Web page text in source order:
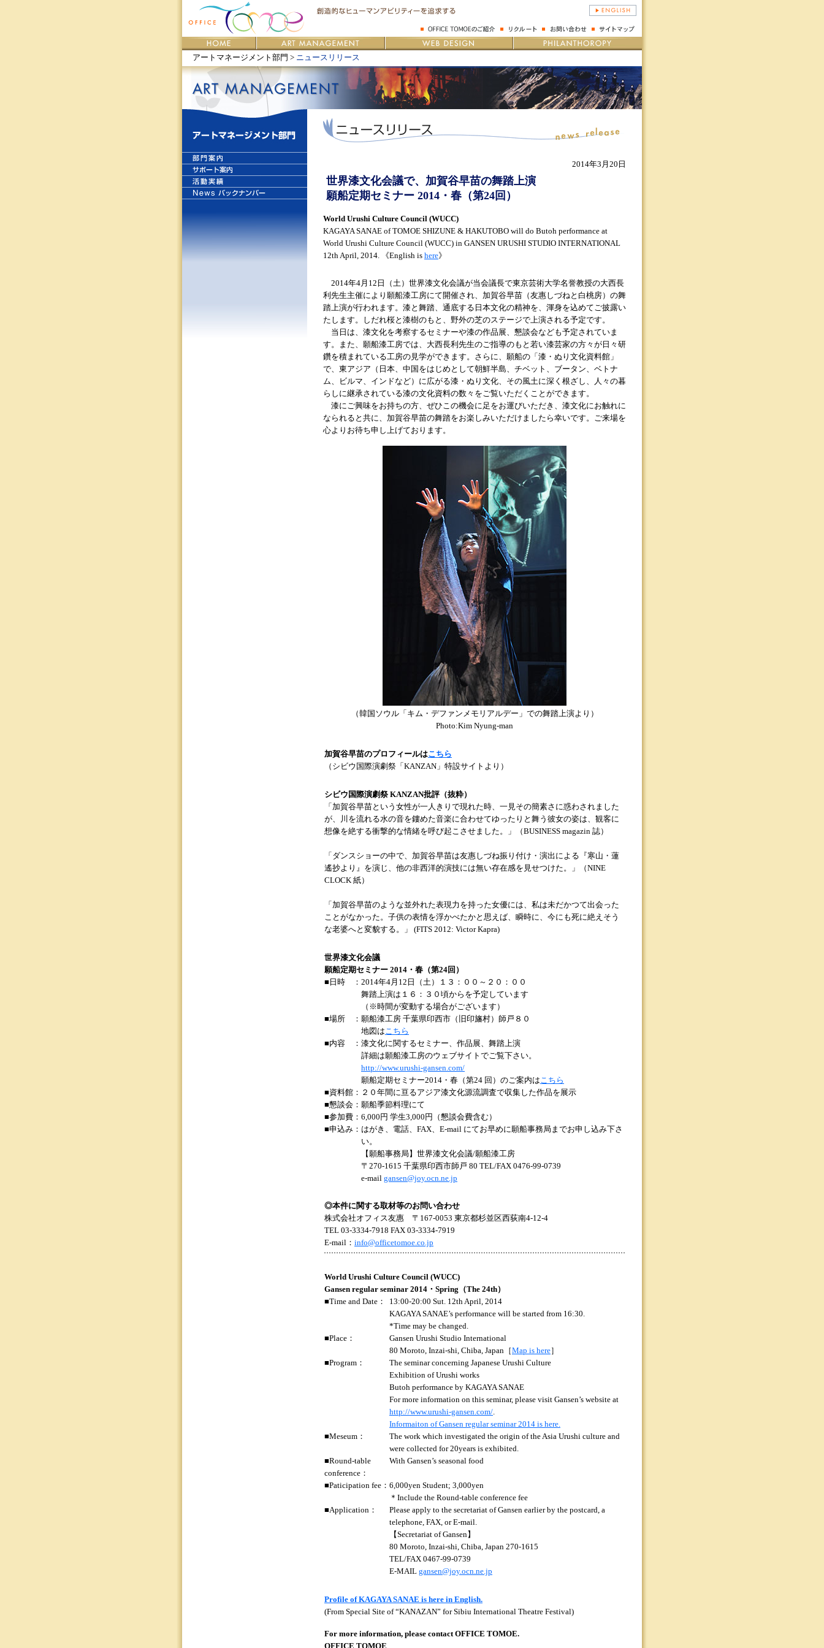
アートマネージメント部門 > ニュースリリース
2014年3月20日
世界漆文化会議で、加賀谷早苗の舞踏上演
願船定期セミナー 2014・春（第24回）
World Urushi Culture Council (WUCC)
KAGAYA SANAE of TOMOE SHIZUNE & HAKUTOBO will do Butoh performance at
World Urushi Culture Council (WUCC) in GANSEN URUSHI STUDIO INTERNATIONAL
12th April, 2014. 《English is here》
2014年4月12日（土）世界漆文化会議が当会議長で東京芸術大学名誉教授の大西長
利先生主催により願船漆工房にて開催され、加賀谷早苗（友惠しづねと白桃房）の舞
踏上演が行われます。漆と舞踏、通底する日本文化の精神を、渾身を込めてご披露い
たします。しだれ桜と漆樹のもと、野外の芝のステージで上演される予定です。
当日は、漆文化を考察するセミナーや漆の作品展、懇談会なども予定されていま
す。また、願船漆工房では、大西長利先生のご指導のもと若い漆芸家の方々が日々研
鑽を積まれている工房の見学ができます。さらに、願船の「漆・ぬり文化資料館」
で、東アジア（日本、中国をはじめとして朝鮮半島、チベット、ブータン、ベトナ
ム、ビルマ、インドなど）に広がる漆・ぬり文化、その風土に深く根ざし、人々の暮
らしに継承されている漆の文化資料の数々をご覧いただくことができます。
漆にご興味をお持ちの方、ぜひこの機会に足をお運びいただき、漆文化にお触れに
なられると共に、加賀谷早苗の舞踏をお楽しみいただけましたら幸いです。ご来場を
心よりお待ち申し上げております。
（韓国ソウル「キム・デファンメモリアルデー」での舞踏上演より）
Photo:Kim Nyung-man
加賀谷早苗のプロフィールはこちら
（シビウ国際演劇祭「KANZAN」特設サイトより）
シビウ国際演劇祭 KANZAN批評（抜粋）
「加賀谷早苗という女性が一人きりで現れた時、一見その簡素さに惑わされました
が、川を流れる水の音を鏤めた音楽に合わせてゆったりと舞う彼女の姿は、観客に
想像を絶する衝撃的な情緒を呼び起こさせました。」（BUSINESS magazin 誌）
「ダンスショーの中で、加賀谷早苗は友惠しづね振り付け・演出による『寒山・蓮
遙抄より』を演じ、他の非西洋的演技には無い存在感を見せつけた。」（NINE
CLOCK 紙）
「加賀谷早苗のような並外れた表現力を持った女優には、私は未だかつて出会った
ことがなかった。子供の表情を浮かべたかと思えば、瞬時に、今にも死に絶えそう
な老婆へと変貌する。」 (FITS 2012: Victor Kapra)
世界漆文化会議
願船定期セミナー 2014・春（第24回）
■日時 ： 2014年4月12日（土）１３：００～２０：００
舞踏上演は１６：３０頃からを予定しています
（※時間が変動する場合がございます）
■場所 ： 願船漆工房 千葉県印西市（旧印旛村）師戸８０
地図はこちら
■内容 ： 漆文化に関するセミナー、作品展、舞踏上演
詳細は願船漆工房のウェブサイトでご覧下さい。
http://www.urushi-gansen.com/
願船定期セミナー2014・春（第24 回）のご案内はこちら
■資料館： ２０年間に亘るアジア漆文化源流調査で収集した作品を展示
■懇談会： 願船季節料理にて
■参加費： 6,000円 学生3,000円（懇談会費含む）
■申込み： はがき、電話、FAX、E-mail にてお早めに願船事務局までお申し込み下さ
い。
【願船事務局】世界漆文化会議/願船漆工房
〒270-1615 千葉県印西市師戸 80 TEL/FAX 0476-99-0739
e-mail gansen@joy.ocn.ne.jp
◎本件に関する取材等のお問い合わせ
株式会社オフィス友惠 〒167-0053 東京都杉並区西荻南4-12-4
TEL 03-3334-7918 FAX 03-3334-7919
E-mail： info@officetomoe.co.jp
World Urushi Culture Council (WUCC)
Gansen regular seminar 2014・Spring（The 24th）
■Time and Date：
13:00-20:00 Sut. 12th April, 2014
KAGAYA SANAE’s performance will be started from 16:30.
*Time may be changed.
■Place：
Gansen Urushi Studio International
80 Moroto, Inzai-shi, Chiba, Japan［Map is here］
■Program：
The seminar concerning Japanese Urushi Culture
Exhibition of Urushi works
Butoh performance by KAGAYA SANAE
For more information on this seminar, please visit Gansen’s website at
http://www.urushi-gansen.com/.
Informaiton of Gansen regular seminar 2014 is here.
■Meseum：
The work which investigated the origin of the Asia Urushi culture and
were collected for 20years is exhibited.
■Round-table
conference：
With Gansen’s seasonal food
■Paticipation fee： 6,000yen Student; 3,000yen
＊Include the Round-table conference fee
■Application：
Please apply to the secretariat of Gansen earlier by the postcard, a
telephone, FAX, or E-mail.
【Secretariat of Gansen】
80 Moroto, Inzai-shi, Chiba, Japan 270-1615
TEL/FAX 0467-99-0739
E-MAIL gansen@joy.ocn.ne.jp
Profile of KAGAYA SANAE is here in English.
(From Special Site of “KANAZAN” for Sibiu International Theatre Festival)
For more information, please contact OFFICE TOMOE.
OFFICE TOMOE